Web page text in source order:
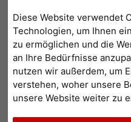
Diese Website verwendet
Technologien, um Ihnen
zu ermöglichen und die
an Ihre Bedürfnisse
nutzen wir außerdem, um
verstehen, woher unsere
unsere Website weiter zu